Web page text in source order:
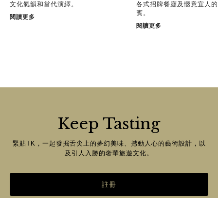
文化氣韻和當代演繹。
閱讀更多
各式招牌餐廳及愜意宜人
賓。
閱讀更多
Keep Tasting
緊貼TK，一起發掘舌尖上的夢幻美味、撼動人心的藝術設計，以
及引人入勝的奢華旅遊文化。
註冊